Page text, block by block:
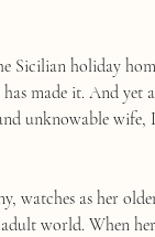
Sicilian holiday
made it. And yet
unknowable wife,
watches as her
world. When